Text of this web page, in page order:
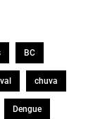
BC
chuva
Dengue